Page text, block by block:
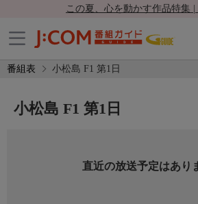
この夏、心を動かす作品特集 |
番組表 小松島 F1 第1日
小松島 F1 第1日
直近の放送予定はあり